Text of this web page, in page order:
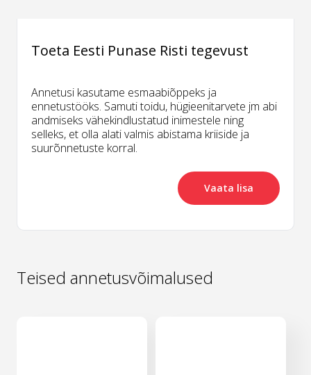
Toeta Eesti Punase Risti tegevust
Annetusi kasutame esmaabiõppeks ja
ennetustööks. Samuti toidu, hügieenitarvete jm abi
andmiseks vähekindlustatud inimestele ning
selleks, et olla alati valmis abistama kriiside ja
suurõnnetuste korral.
Vaata lisa
Teised annetusvõimalused